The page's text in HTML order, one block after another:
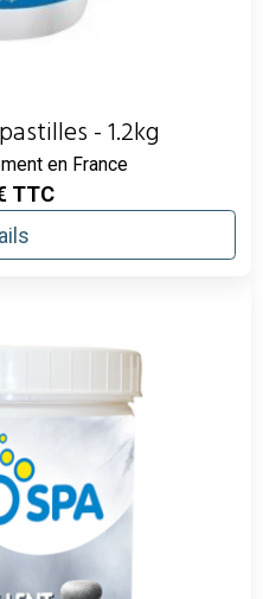
- 1.2kg
en France
TTC